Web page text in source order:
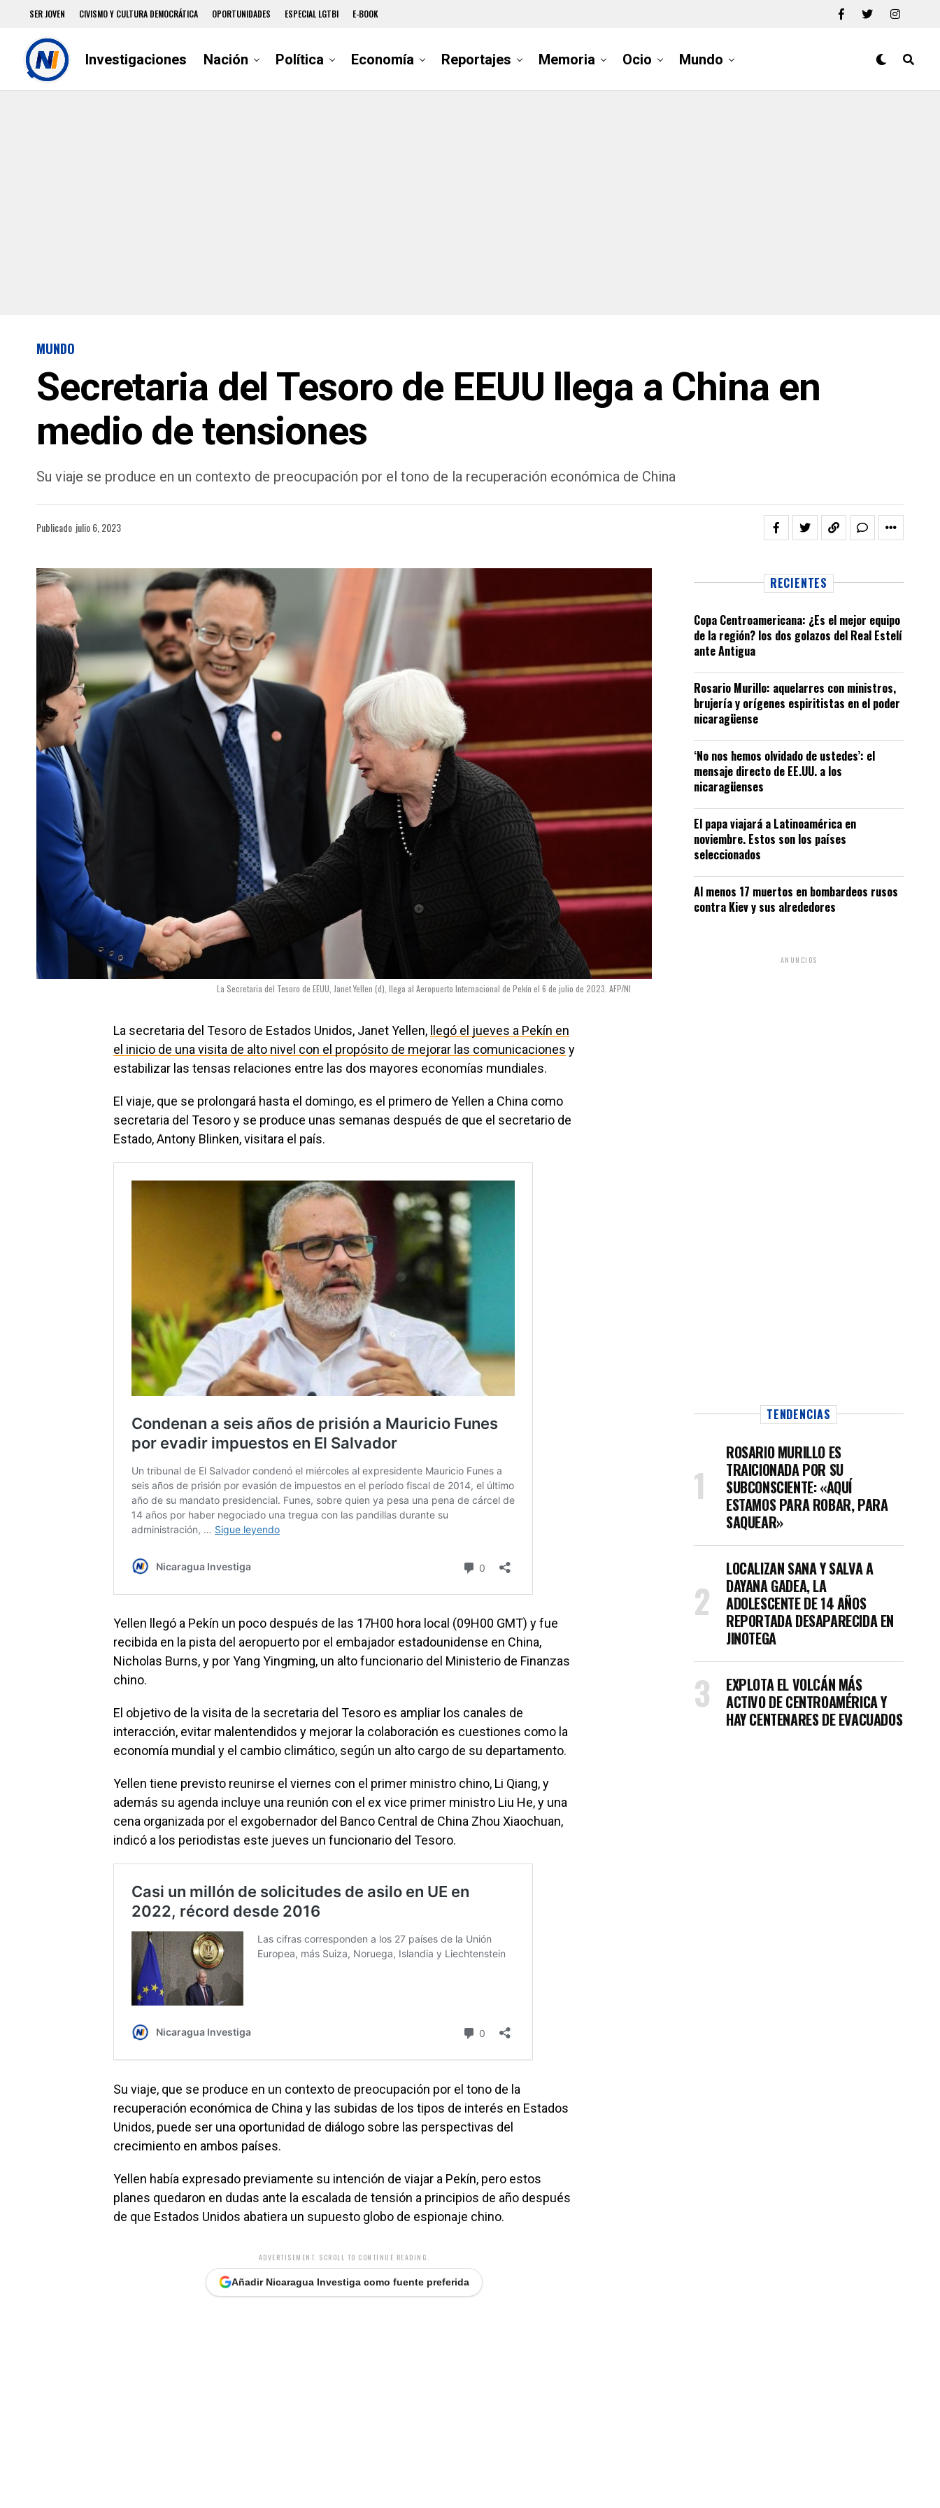
SER JOVEN CIVISMO Y CULTURA DEMOCRÁTICA OPORTUNIDADES ESPECIAL LGTBI E-BOOK
Investigaciones Nación Política Economía Reportajes Memoria Ocio Mundo
MUNDO
Secretaria del Tesoro de EEUU llega a China en
medio de tensiones
Su viaje se produce en un contexto de preocupación por el tono de la recuperación económica de China
Publicado julio 6, 2023
La Secretaria del Tesoro de EEUU, Janet Yellen (d), llega al Aeropuerto Internacional de Pekín el 6 de julio de 2023. AFP/NI
La secretaria del Tesoro de Estados Unidos, Janet Yellen, llegó el jueves a Pekín en
el inicio de una visita de alto nivel con el propósito de mejorar las comunicaciones y
estabilizar las tensas relaciones entre las dos mayores economías mundiales.
El viaje, que se prolongará hasta el domingo, es el primero de Yellen a China como
secretaria del Tesoro y se produce unas semanas después de que el secretario de
Estado, Antony Blinken, visitara el país.
Yellen llegó a Pekín un poco después de las 17H00 hora local (09H00 GMT) y fue
recibida en la pista del aeropuerto por el embajador estadounidense en China,
Nicholas Burns, y por Yang Yingming, un alto funcionario del Ministerio de Finanzas
chino.
El objetivo de la visita de la secretaria del Tesoro es ampliar los canales de
interacción, evitar malentendidos y mejorar la colaboración es cuestiones como la
economía mundial y el cambio climático, según un alto cargo de su departamento.
Yellen tiene previsto reunirse el viernes con el primer ministro chino, Li Qiang, y
además su agenda incluye una reunión con el ex vice primer ministro Liu He, y una
cena organizada por el exgobernador del Banco Central de China Zhou Xiaochuan,
indicó a los periodistas este jueves un funcionario del Tesoro.
Su viaje, que se produce en un contexto de preocupación por el tono de la
recuperación económica de China y las subidas de los tipos de interés en Estados
Unidos, puede ser una oportunidad de diálogo sobre las perspectivas del
crecimiento en ambos países.
Yellen había expresado previamente su intención de viajar a Pekín, pero estos
planes quedaron en dudas ante la escalada de tensión a principios de año después
de que Estados Unidos abatiera un supuesto globo de espionaje chino.
ADVERTISEMENT. SCROLL TO CONTINUE READING.
Añadir Nicaragua Investiga como fuente preferida
RECIENTES
Copa Centroamericana: ¿Es el mejor equipo
de la región? los dos golazos del Real Estelí
ante Antigua
Rosario Murillo: aquelarres con ministros,
brujería y orígenes espiritistas en el poder
nicaragüense
‘No nos hemos olvidado de ustedes’: el
mensaje directo de EE.UU. a los
nicaragüenses
El papa viajará a Latinoamérica en
noviembre. Estos son los países
seleccionados
Al menos 17 muertos en bombardeos rusos
contra Kiev y sus alrededores
ANUNCIOS
TENDENCIAS
ROSARIO MURILLO ES
TRAICIONADA POR SU
SUBCONSCIENTE: «AQUÍ
ESTAMOS PARA ROBAR, PARA
SAQUEAR»
LOCALIZAN SANA Y SALVA A
DAYANA GADEA, LA
ADOLESCENTE DE 14 AÑOS
REPORTADA DESAPARECIDA EN
JINOTEGA
EXPLOTA EL VOLCÁN MÁS
ACTIVO DE CENTROAMÉRICA Y
HAY CENTENARES DE EVACUADOS